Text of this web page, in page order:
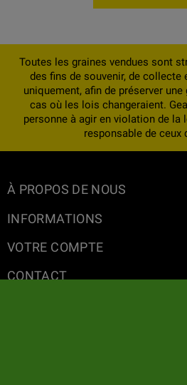
Toutes les graines vendues sont
des fins de souvenir, de
uniquement, afin de préserver
cas où les lois changeraient.
personne à agir en violation de la
responsable de ceux
À PROPOS DE NOUS
INFORMATIONS
VOTRE COMPTE
CONTACT